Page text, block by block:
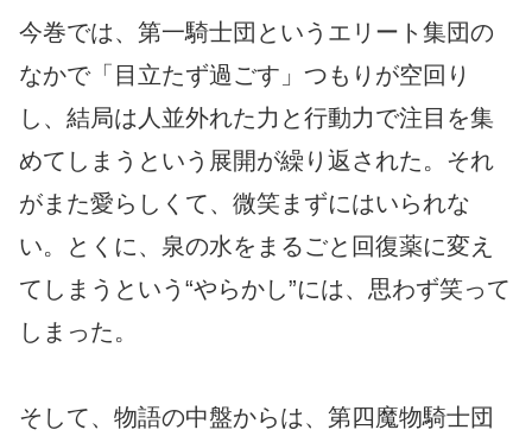
今巻では、第一騎士団というエリート集団の
なかで「目立たず過ごす」つもりが空回り
し、結局は人並外れた力と行動力で注目を集
めてしまうという展開が繰り返された。それ
がまた愛らしくて、微笑まずにはいられな
い。とくに、泉の水をまるごと回復薬に変え
てしまうという“やらかし”には、思わず笑って
しまった。
そして、物語の中盤からは、第四魔物騎士団